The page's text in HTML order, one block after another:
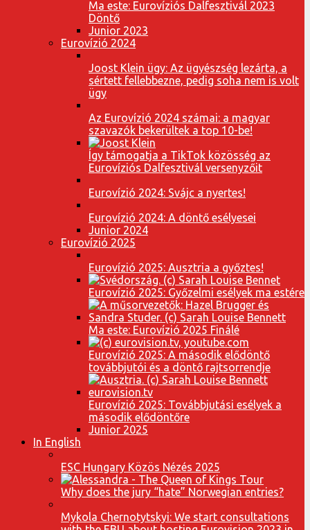
Ma este: Eurovíziós Dalfesztivál 2023
Döntő
Junior 2023
Eurovízió 2024
Joost Klein ügy: Az ügyészség lezárta, a
sértett fellebbezne, pedig soha nem is volt
ügy
Az Eurovízió 2024 számai: a magyar
szavazók bekerültek a top 10-be!
Így támogatja a TikTok közösség az
Eurovíziós Dalfesztivál versenyzőit
Eurovízió 2024: Svájc a nyertes!
Eurovízió 2024: A döntő esélyesei
Junior 2024
Eurovízió 2025
Eurovízió 2025: Ausztria a győztes!
Eurovízió 2025: Győzelmi esélyek ma estére
Ma este: Eurovízió 2025 Finálé
Eurovízió 2025: A második elődöntő
továbbjutói és a döntő rajtsorrendje
Eurovízió 2025: Továbbjutási esélyek a
második elődöntőre
Junior 2025
In English
ESC Hungary Közös Nézés 2025
Why does the jury “hate” Norwegian entries?
Mykola Chernotytskyi: We start consultations